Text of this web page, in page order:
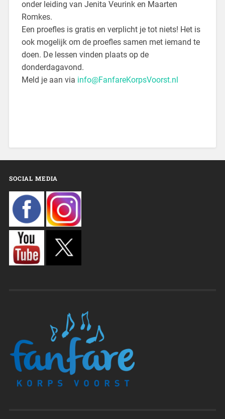
onder leiding van Jenita Veurink en Maarten
Romkes.
Een proefles is gratis en verplicht je tot niets! Het is
ook mogelijk om de proefles samen met iemand te
doen. De lessen vinden plaats op de
donderdagavond.
Meld je aan via info@FanfareKorpsVoorst.nl
SOCIAL MEDIA